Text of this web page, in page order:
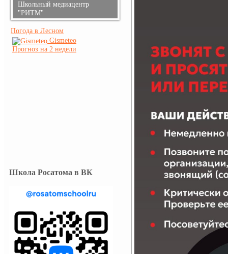
Школьный медиацентр
"РИТМ"
Погода в Лесном
Gismeteo
Прогноз на 2 недели
Школа Росатома в ВК